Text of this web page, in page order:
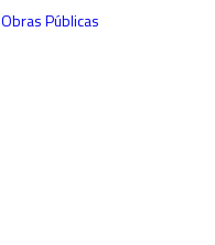
Obras Públicas